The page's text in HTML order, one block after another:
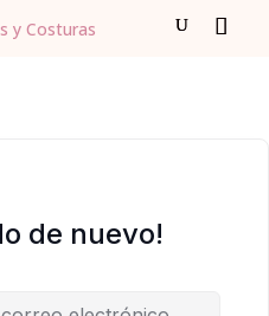
de nuevo!